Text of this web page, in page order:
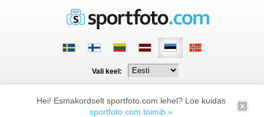
Vali keel:
Hei! Esmakordselt sportfoto.com lehel? Loe kuidas
sportfoto.com toimib »